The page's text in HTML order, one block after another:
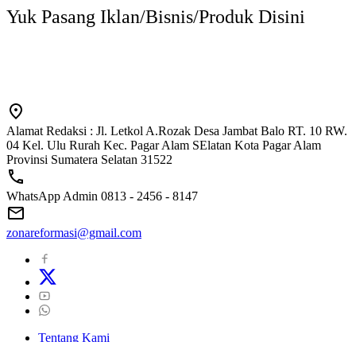
Yuk Pasang Iklan/Bisnis/Produk Disini
Alamat Redaksi : Jl. Letkol A.Rozak Desa Jambat Balo RT. 10 RW.
04 Kel. Ulu Rurah Kec. Pagar Alam SElatan Kota Pagar Alam
Provinsi Sumatera Selatan 31522
WhatsApp Admin 0813 - 2456 - 8147
zonareformasi@gmail.com
Tentang Kami